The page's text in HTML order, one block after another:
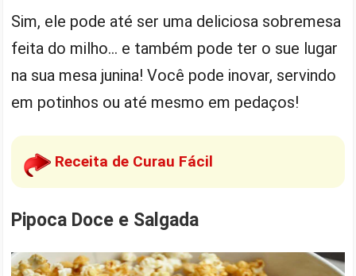
Sim, ele pode até ser uma deliciosa sobremesa
feita do milho… e também pode ter o sue lugar
na sua mesa junina! Você pode inovar, servindo
em potinhos ou até mesmo em pedaços!
Receita de Curau Fácil
Pipoca Doce e Salgada